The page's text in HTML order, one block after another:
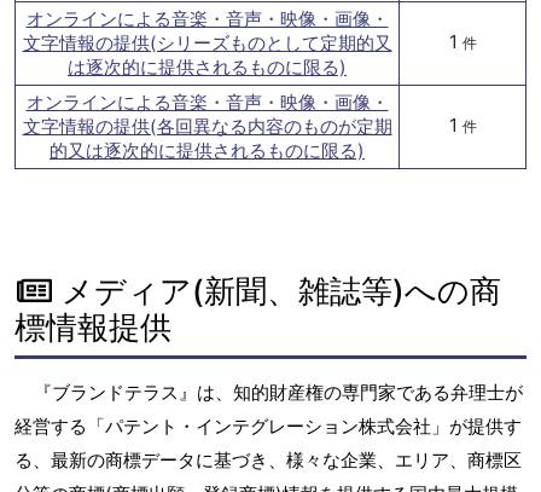
オンラインによる音楽・音声・映像・画像・
文字情報の提供(シリーズものとして定期的又
は逐次的に提供されるものに限る)
1 件
オンラインによる音楽・音声・映像・画像・
文字情報の提供(各回異なる内容のものが定期
的又は逐次的に提供されるものに限る)
1 件
メディア(新聞、雑誌等)への商
標情報提供
『ブランドテラス』は、知的財産権の専門家である弁理士が
経営する「パテント・インテグレーション株式会社」が提供す
る、最新の商標データに基づき、様々な企業、エリア、商標区